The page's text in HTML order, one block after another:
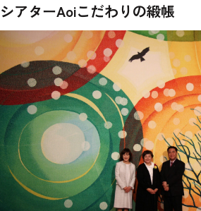
シアターAoiこだわりの緞帳